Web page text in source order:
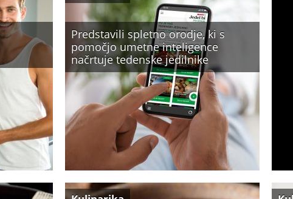
Predstavili spletno orodje, ki s
pomočjo umetne inteligence
načrtuje tedenske jedilnike